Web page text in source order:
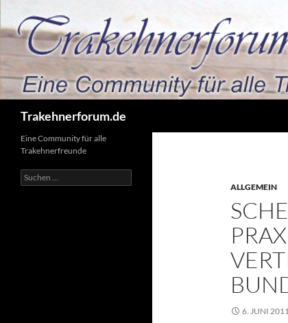
Inhalt
springen
Trakehnerforum.de
ALLGEMEIN
6. JUNI
Eine Community für alle
Trakehnerfreunde
Suchen
nach: